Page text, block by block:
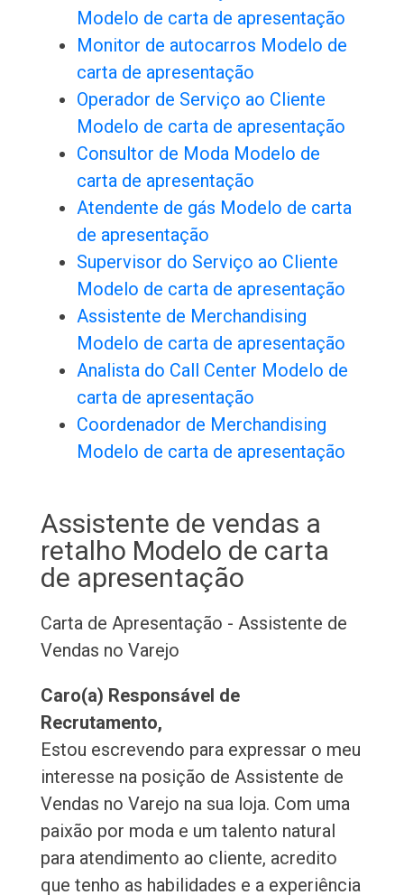
Modelo de carta de apresentação
Monitor de autocarros Modelo de
carta de apresentação
Operador de Serviço ao Cliente
Modelo de carta de apresentação
Consultor de Moda Modelo de
carta de apresentação
Atendente de gás Modelo de carta
de apresentação
Supervisor do Serviço ao Cliente
Modelo de carta de apresentação
Assistente de Merchandising
Modelo de carta de apresentação
Analista do Call Center Modelo de
carta de apresentação
Coordenador de Merchandising
Modelo de carta de apresentação
Assistente de vendas a
retalho Modelo de carta
de apresentação
Carta de Apresentação - Assistente de
Vendas no Varejo
Caro(a) Responsável de
Recrutamento,
Estou escrevendo para expressar o meu
interesse na posição de Assistente de
Vendas no Varejo na sua loja. Com uma
paixão por moda e um talento natural
para atendimento ao cliente, acredito
que tenho as habilidades e a experiência